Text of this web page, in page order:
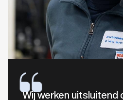
Wij werken uitsluitend